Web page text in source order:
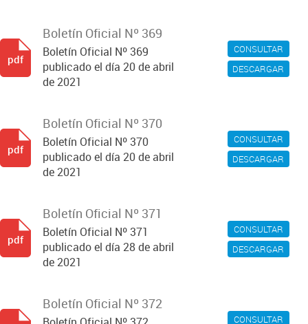
CONSULTAR
DESCARGAR
Boletín Oficial Nº 369
Boletín Oficial Nº 369
publicado el día 20 de abril
de 2021
pdf
CONSULTAR
DESCARGAR
Boletín Oficial Nº 370
Boletín Oficial Nº 370
publicado el día 20 de abril
de 2021
pdf
CONSULTAR
DESCARGAR
Boletín Oficial Nº 371
Boletín Oficial Nº 371
publicado el día 28 de abril
de 2021
pdf
CONSULTAR
Boletín Oficial Nº 372